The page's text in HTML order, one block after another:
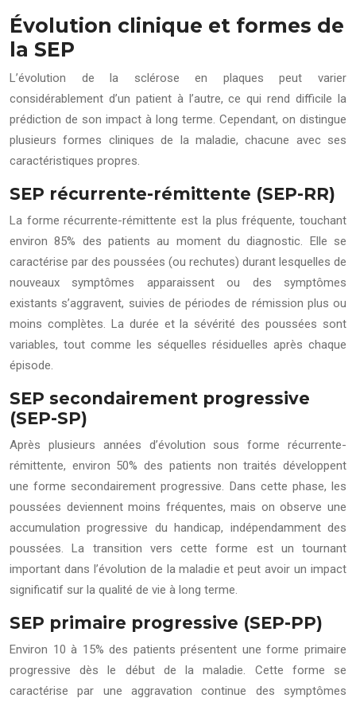
Évolution clinique et formes de
la SEP
L’évolution de la sclérose en plaques peut varier
considérablement d’un patient à l’autre, ce qui rend difficile la
prédiction de son impact à long terme. Cependant, on distingue
plusieurs formes cliniques de la maladie, chacune avec ses
caractéristiques propres.
SEP récurrente-rémittente (SEP-RR)
La forme récurrente-rémittente est la plus fréquente, touchant
environ 85% des patients au moment du diagnostic. Elle se
caractérise par des poussées (ou rechutes) durant lesquelles de
nouveaux symptômes apparaissent ou des symptômes
existants s’aggravent, suivies de périodes de rémission plus ou
moins complètes. La durée et la sévérité des poussées sont
variables, tout comme les séquelles résiduelles après chaque
épisode.
SEP secondairement progressive
(SEP-SP)
Après plusieurs années d’évolution sous forme récurrente-
rémittente, environ 50% des patients non traités développent
une forme secondairement progressive. Dans cette phase, les
poussées deviennent moins fréquentes, mais on observe une
accumulation progressive du handicap, indépendamment des
poussées. La transition vers cette forme est un tournant
important dans l’évolution de la maladie et peut avoir un impact
significatif sur la qualité de vie à long terme.
SEP primaire progressive (SEP-PP)
Environ 10 à 15% des patients présentent une forme primaire
progressive dès le début de la maladie. Cette forme se
caractérise par une aggravation continue des symptômes